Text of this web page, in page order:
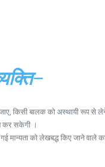
–
किसी बालक को अस्थायी
कर सकेगी ।
मान्यता को लेखबद्ध किए जाने वाले